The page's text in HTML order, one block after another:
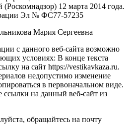
12 марта 2014 года.
Эл № ФС77-57235
Мария Сергеевна
с данного веб-сайта возможно
условиях: В конце текста
на сайт https://vestikavkaza.ru.
недопустимо изменение
в первоначальном виде.
ссылки на данный веб-сайт из
обращайтесь на почту